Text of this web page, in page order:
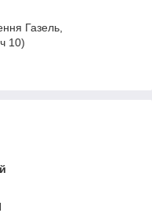
Газель,
10)